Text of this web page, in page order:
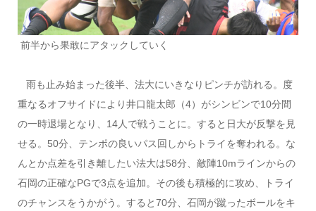
前半から果敢にアタックしていく
雨も止み始まった後半、法大にいきなりピンチが訪れる。度
重なるオフサイドにより井口龍太郎（4）がシンビンで10分間
の一時退場となり、14人で戦うことに。すると日大が反撃を見
せる。50分、テンポの良いパス回しからトライを奪われる。な
んとか点差を引き離したい法大は58分、敵陣10mラインからの
石岡の正確なPGで3点を追加。その後も積極的に攻め、トライ
のチャンスをうかがう。すると70分、石岡が蹴ったボールをキ